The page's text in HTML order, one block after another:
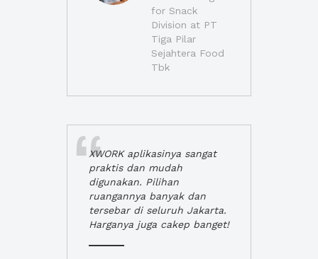
for Snack
Division at PT
Tiga Pilar
Sejahtera Food
Tbk
XWORK aplikasinya sangat
praktis dan mudah
digunakan. Pilihan
ruangannya banyak dan
tersebar di seluruh Jakarta.
Harganya juga cakep banget!